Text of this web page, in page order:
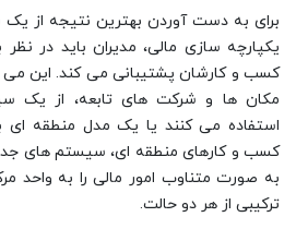
یکپارچه سازی مالی، مدیران باید در
کسب و کارشان پشتیبانی می کند. این می
استفاده می کنند یا یک مدل منطقه ای
کسب و کارهای منطقه ای، سیستم های
به صورت متناوب امور مالی را به واحد
ترکیبی از هر دو حالت.